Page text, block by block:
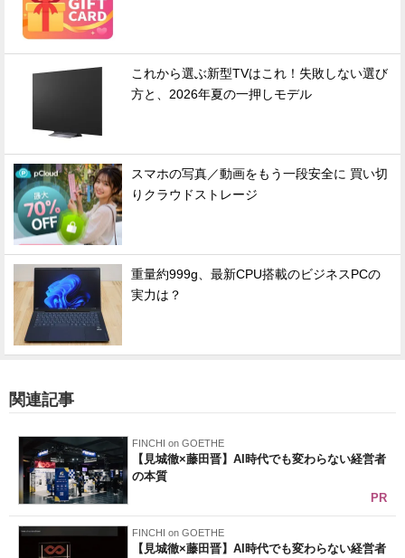
これから選ぶ新型TVはこれ！失敗しない選び
方と、2026年夏の一押しモデル
スマホの写真／動画をもう一段安全に 買い切
りクラウドストレージ
重量約999g、最新CPU搭載のビジネスPCの
実力は？
関連記事
FINCHI on GOETHE
【見城徹×藤田晋】AI時代でも変わらない経営者
の本質
PR
FINCHI on GOETHE
【見城徹×藤田晋】AI時代でも変わらない経営者